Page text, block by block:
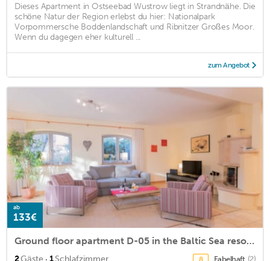
Dieses Apartment in Ostseebad Wustrow liegt in Strandnähe. Die
schöne Natur der Region erlebst du hier: Nationalpark
Vorpommersche Boddenlandschaft und Ribnitzer Großes Moor.
Wenn du dagegen eher kulturell ...
zum Angebot
ab
133€
Ground floor apartment D-05 in the Baltic Sea resort of Wustrow
2Gäste 1Schlafzimmer 8 Fabelhaft (2)